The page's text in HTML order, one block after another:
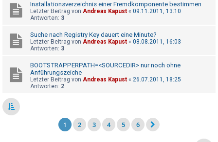
Installationsverzeichnis einer Fremdkomponente bestimmen
Letzter Beitrag von Andreas Kapust « 09.11.2011, 13:10
Antworten: 3
Suche nach Registry Key dauert eine Minute?
Letzter Beitrag von Andreas Kapust « 08.08.2011, 16:03
Antworten: 3
BOOTSTRAPPERPATH=<SOURCEDIR> nur noch ohne
Anführungszeiche
Letzter Beitrag von Andreas Kapust « 26.07.2011, 18:25
Antworten: 2
1 2 3 4 5 6